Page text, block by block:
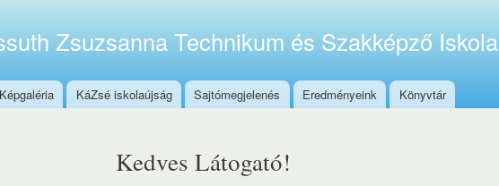
tartalomra
Zsuzsanna Technikum és Szakképző Iskola
Képgaléria KáZsé iskolaújság Sajtómegjelenés Eredményeink Könyvtár
Kedves Látogató!